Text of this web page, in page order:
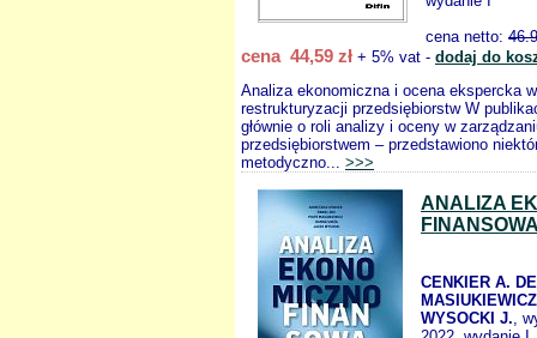
cena netto:
cena 44,59 zł + 5% vat - dodaj do
Analiza ekonomiczna i ocena ekspercka
restrukturyzacji przedsiębiorstw W
głównie o roli analizy i oceny w
przedsiębiorstwem – przedstawiono
metodyczno... >>>
ANALIZA
CENKIER A.
WYSOCKI J.,